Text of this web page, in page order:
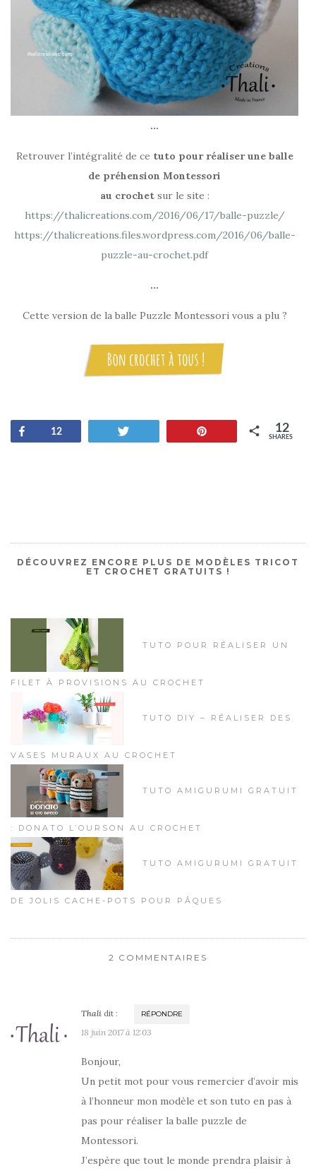
…
Retrouver l’intégralité de ce tuto pour réaliser une balle
de préhension Montessori
au crochet sur le site :
https://thalicreations.com/2016/06/17/balle-puzzle/
https://thalicreations.files.wordpress.com/2016/06/balle-
puzzle-au-crochet.pdf
…
Cette version de la balle Puzzle Montessori vous a plu ?
Share
12
SHARES
12
DÉCOUVREZ ENCORE PLUS DE MODÈLES TRICOT
ET CROCHET GRATUITS !
TUTO POUR RÉALISER UN
FILET À PROVISIONS AU CROCHET
TUTO DIY – RÉALISER DES
VASES MURAUX AU CROCHET
TUTO AMIGURUMI GRATUIT
: DONATO L’OURSON AU CROCHET
TUTO AMIGURUMI GRATUIT
DE JOLIS CACHE-POTS POUR PÂQUES
2 COMMENTAIRES
Thali dit : RÉPONDRE
18 juin 2017 à 12:03
Bonjour,
Un petit mot pour vous remercier d’avoir mis
à l’honneur mon modèle et son tuto en pas à
pas pour réaliser la balle puzzle de
Montessori.
J’espère que tout le monde prendra plaisir à